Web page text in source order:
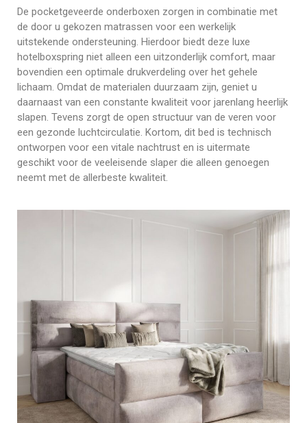
De pocketgeveerde onderboxen zorgen in combinatie met
de door u gekozen matrassen voor een werkelijk
uitstekende ondersteuning. Hierdoor biedt deze luxe
hotelboxspring niet alleen een uitzonderlijk comfort, maar
bovendien een optimale drukverdeling over het gehele
lichaam. Omdat de materialen duurzaam zijn, geniet u
daarnaast van een constante kwaliteit voor jarenlang heerlijk
slapen. Tevens zorgt de open structuur van de veren voor
een gezonde luchtcirculatie. Kortom, dit bed is technisch
ontworpen voor een vitale nachtrust en is uitermate
geschikt voor de veeleisende slaper die alleen genoegen
neemt met de allerbeste kwaliteit.